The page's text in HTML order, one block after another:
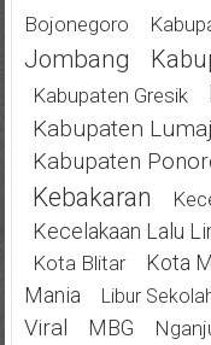
Bojonegoro
Jombang
Kabupaten Gresik
Kabupaten
Kabupaten
Kebakaran
Kecelakaan Lalu
Kota Blitar Kota
Mania
Libur
Viral
MBG